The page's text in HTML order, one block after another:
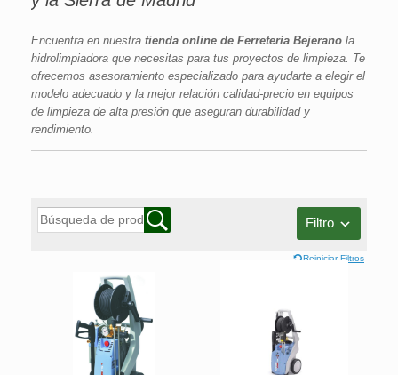
Encuentra en nuestra tienda online de Ferretería Bejerano la
hidrolimpiadora que necesitas para tus proyectos de limpieza. Te
ofrecemos asesoramiento especializado para ayudarte a elegir el
modelo adecuado y la mejor relación calidad-precio en equipos
de limpieza de alta presión que aseguran durabilidad y
rendimiento.
Filtro
Reiniciar Filtros